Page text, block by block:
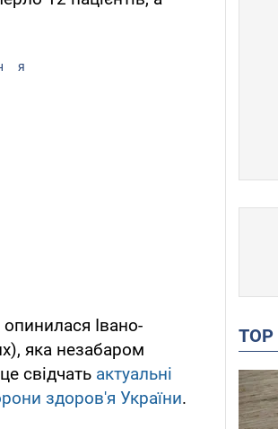
Івано-
яка незабаром
свідчать актуальні
здоров'я України.